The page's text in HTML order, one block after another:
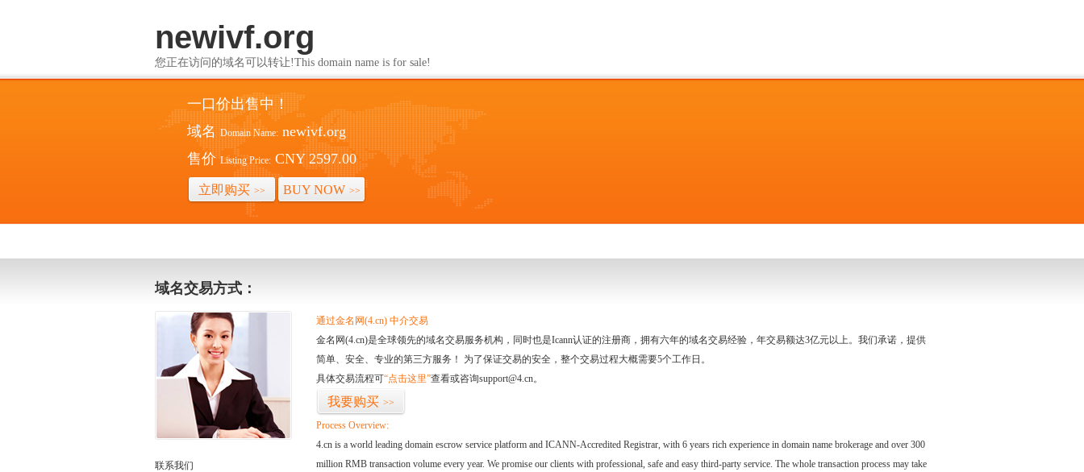
newivf.org
您正在访问的域名可以转让!This domain name is for sale!
一口价出售中！
域名 Domain Name: newivf.org
售价 Listing Price: CNY 2597.00
立即购买 >> BUY NOW >>
域名交易方式：
联系我们
通过金名网(4.cn) 中介交易
金名网(4.cn)是全球领先的域名交易服务机构，同时也是Icann认证的注册商，拥有六年的域名交易经验，年交易额达3亿元以上。我们承诺，提供
简单、安全、专业的第三方服务！ 为了保证交易的安全，整个交易过程大概需要5个工作日。
具体交易流程可“点击这里”查看或咨询support@4.cn。
我要购买 >>
Process Overview:
4.cn is a world leading domain escrow service platform and ICANN-Accredited Registrar, with 6 years rich experience in domain name brokerage and over 300
million RMB transaction volume every year. We promise our clients with professional, safe and easy third-party service. The whole transaction process may take